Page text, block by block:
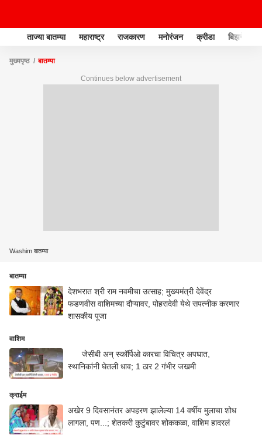
ताज्या बातम्या महाराष्ट्र राजकारण मनोरंजन क्रीडा बिझनेस
मुख्यपृष्ठ बातम्या
Continues below advertisement
Washim बातम्या
बातम्या
देशभरात श्री राम नवमीचा उत्साह; मुख्यमंत्री देवेंद्र
फडणवीस वाशिमच्या दौऱ्यावर, पोहरादेवी येथे सपत्नीक करणार
शासकीय पूजा
वाशिम
जेसीबी अन् स्कॉर्पिओ कारचा विचित्र अपघात,
स्थानिकांनी घेतली धाव; 1 ठार 2 गंभीर जखमी
क्राईम
अखेर 9 दिवसानंतर अपहरण झालेल्या 14 वर्षीय मुलाचा शोध
लागला, पण...; शेतकरी कुटुंबावर शोककळा, वाशिम हादरलं